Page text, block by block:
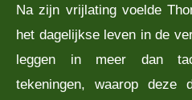
Na zijn vrijlating voelde
het dagelijkse leven in de
leggen in meer dan
tekeningen, waarop deze